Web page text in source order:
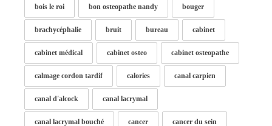
bois le roi bon osteopathe nandy bouger
brachycéphalie bruit bureau cabinet
cabinet médical cabinet osteo cabinet osteopathe
calmage cordon tardif calories canal carpien
canal d'alcock canal lacrymal
canal lacrymal bouché cancer cancer du sein